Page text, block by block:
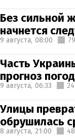
Без сильной
начнется
9 августа, 08:00
Часть
прогноз
9 августа, 06:33
Улицы
обрушилась
8 августа, 21:00